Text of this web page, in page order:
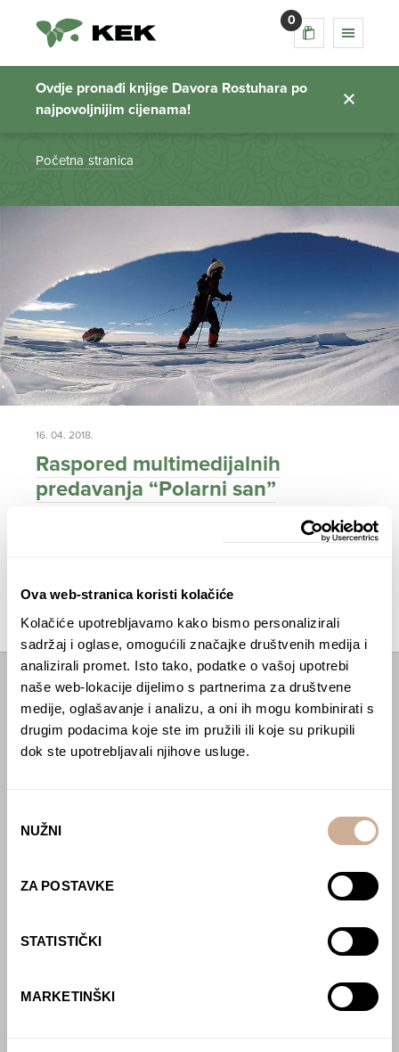
Ova web-stranica koristi kolačiće
Kolačiće upotrebljavamo kako bismo personalizirali
sadržaj i oglase, omogućili značajke društvenih medija i
analizirali promet. Isto tako, podatke o vašoj upotrebi
naše web-lokacije dijelimo s partnerima za društvene
medije, oglašavanje i analizu, a oni ih mogu kombinirati s
drugim podacima koje ste im pružili ili koje su prikupili
dok ste upotrebljavali njihove usluge.
pristanka
NUŽNI
ZA POSTAVKE
STATISTIČKI
MARKETINŠKI
0
Ovdje pronađi knjige Davora Rostuhara po
najpovoljnijim cijenama!
raspored predavanja
rostuhar
Početna stranica
16. 04. 2018.
Raspored multimedijalnih
predavanja “Polarni san”
Tijekom cijele 2018. godine Davor će obilaziti
gradove diljem Hrvatske i održati multimedijalno
Početna
Predavanja